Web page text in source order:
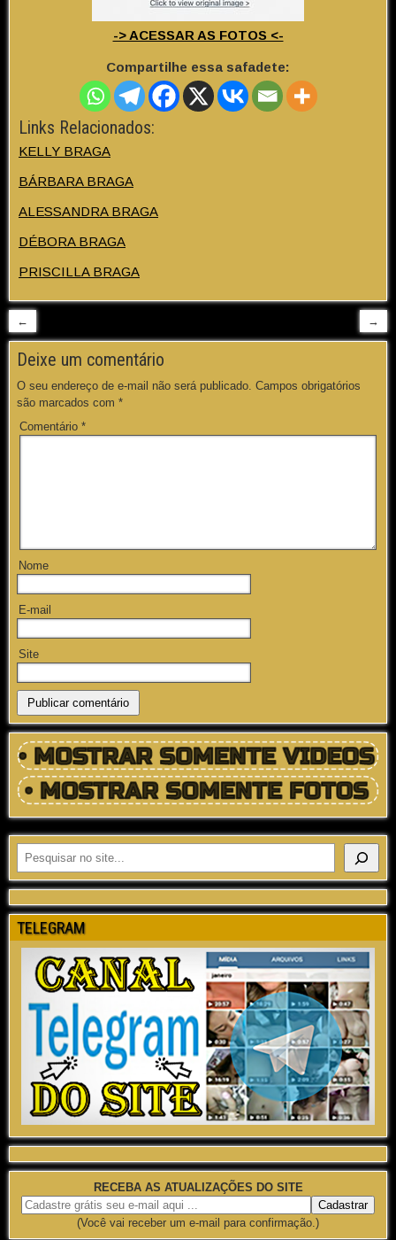
-> ACESSAR AS FOTOS <-
Compartilhe essa safadete:
Links Relacionados:
KELLY BRAGA
BÁRBARA BRAGA
ALESSANDRA BRAGA
DÉBORA BRAGA
PRISCILLA BRAGA
← →
Deixe um comentário
O seu endereço de e-mail não será publicado. Campos obrigatórios
são marcados com *
Comentário *
Nome
E-mail
Site
TELEGRAM
RECEBA AS ATUALIZAÇÕES DO SITE
(Você vai receber um e-mail para confirmação.)